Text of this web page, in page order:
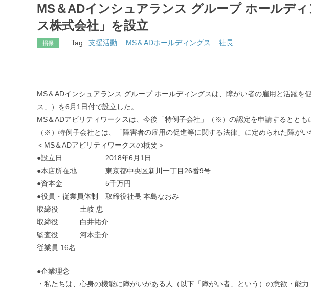
MS＆ADインシュアランス グループ ホールデ
ス株式会社」を設立
損保 Tag: 支援活動 MS＆ADホールディングス 社長
MS＆ADインシュアランス グループ ホールディングスは、障がい者の雇用と活躍
ス」）を6月1日付で設立した。
MS＆ADアビリティワークスは、今後「特例子会社」（※）の認定を申請するとと
（※）特例子会社とは、「障害者の雇用の促進等に関する法律」に定められた障が
＜MS＆ADアビリティワークスの概要＞
●設立日 2018年6月1日
●本店所在地 東京都中央区新川一丁目26番9号
●資本金 5千万円
●役員・従業員体制 取締役社長 本島なおみ
取締役 土岐 忠
取締役 白井祐介
監査役 河本圭介
従業員 16名
●企業理念
・私たちは、心身の機能に障がいがある人（以下「障がい者」という）の意欲・能